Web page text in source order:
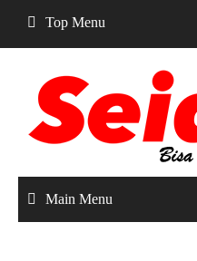
content
Top Menu
Main Menu